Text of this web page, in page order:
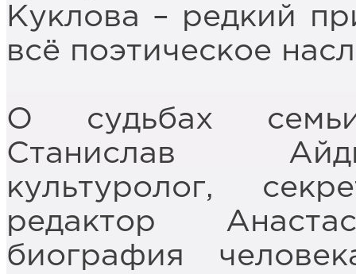
Куклова – редкий
всё поэтическое
О судьбах
Станислав
культуролог,
редактор
биография